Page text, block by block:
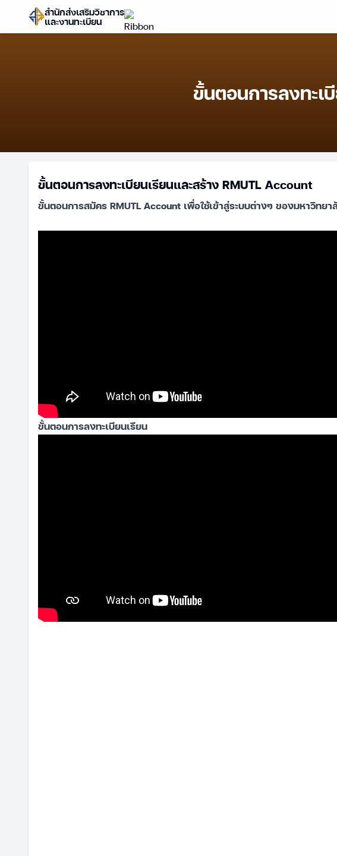
สำนักส่งเสริมวิชาการ
และงานทะเบียน
ขั้นตอนการลงทะเ
ขั้นตอนการลงทะเบียนเรียนและสร้าง RMUTL Account
ขั้นตอนการสมัคร RMUTL Account เพื่อใช้เข้าสู่ระบบต่างๆ ของมหาวิทยา
ขั้นตอนการลงทะเบียนเรียน